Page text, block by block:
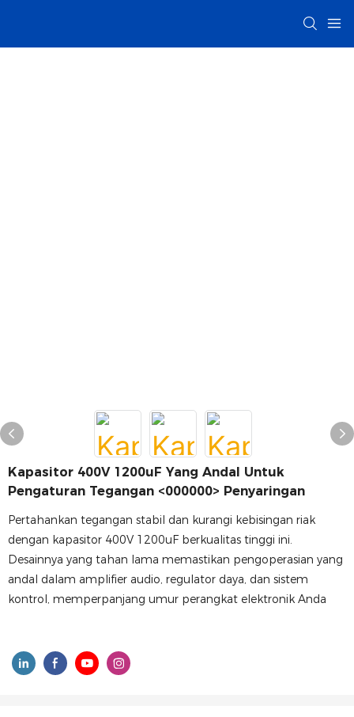
Kapasitor 400V 1200uF Yang Andal Untuk
Pengaturan Tegangan <000000> Penyaringan
Pertahankan tegangan stabil dan kurangi kebisingan riak
dengan kapasitor 400V 1200uF berkualitas tinggi ini.
Desainnya yang tahan lama memastikan pengoperasian yang
andal dalam amplifier audio, regulator daya, dan sistem
kontrol, memperpanjang umur perangkat elektronik Anda